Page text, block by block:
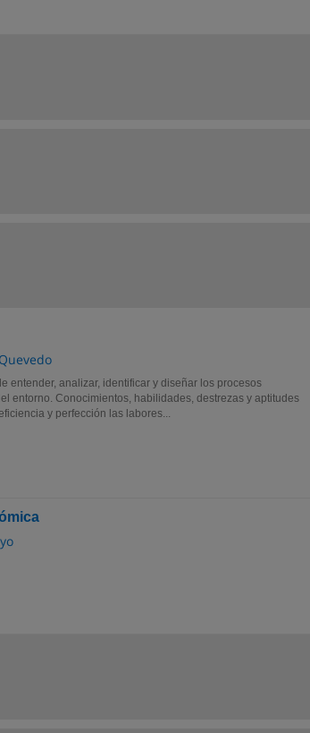
entender, analizar, identificar y diseñar los procesos
entorno. Conocimientos, habilidades, destrezas y aptitudes
y perfección las labores...